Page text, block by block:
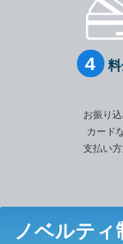
お振り
カード
支払い
ノベルティ